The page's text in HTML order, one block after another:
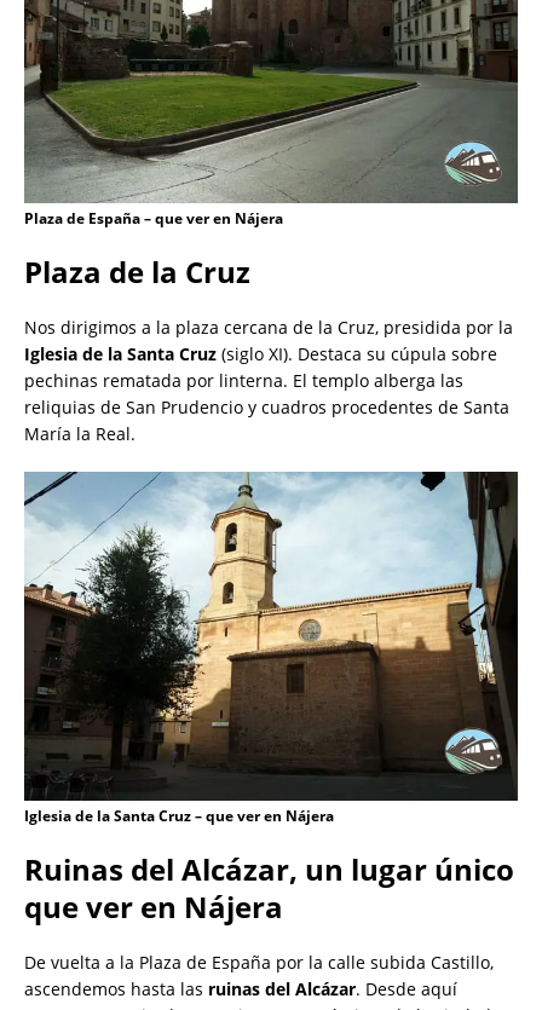
Plaza de España – que ver en Nájera
Plaza de la Cruz
Nos dirigimos a la plaza cercana de la Cruz, presidida por la
Iglesia de la Santa Cruz (siglo XI). Destaca su cúpula sobre
pechinas rematada por linterna. El templo alberga las
reliquias de San Prudencio y cuadros procedentes de Santa
María la Real.
Iglesia de la Santa Cruz – que ver en Nájera
Ruinas del Alcázar, un lugar único
que ver en Nájera
De vuelta a la Plaza de España por la calle subida Castillo,
ascendemos hasta las ruinas del Alcázar. Desde aquí